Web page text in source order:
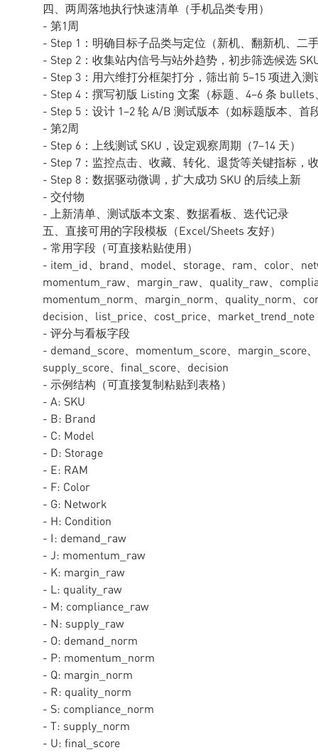
四、两周落地执行快速清单（手机品类专用）
- 第1周
- Step 1：明确目标子品类与定位（新机、翻新机、二
- Step 2：收集站内信号与站外趋势，初步筛选候选
- Step 3：用六维打分框架打分，筛出前 5–15 项进入测
- Step 4：撰写初版 Listing 文案（标题、4–6 条 bullets
- Step 5：设计 1–2 轮 A/B 测试版本（如标题版本、首
- 第2周
- Step 6：上线测试 SKU，设定观察周期（7–14 天）
- Step 7：监控点击、收藏、转化、退货等关键指标，
- Step 8：数据驱动微调，扩大成功 SKU 的后续上新
- 交付物
- 上新清单、测试版本文案、数据看板、迭代记录
五、直接可用的字段模板（Excel/Sheets 友好）
- 常用字段（可直接粘贴使用）
- item_id、brand、model、storage、ram、color、
momentum_raw、margin_raw、quality_raw、
momentum_norm、margin_norm、quality_norm、
decision、list_price、cost_price、market_trend_note
- 评分与看板字段
- demand_score、momentum_score、margin_score
supply_score、final_score、decision
- 示例结构（可直接复制粘贴到表格）
- A: SKU
- B: Brand
- C: Model
- D: Storage
- E: RAM
- F: Color
- G: Network
- H: Condition
- I: demand_raw
- J: momentum_raw
- K: margin_raw
- L: quality_raw
- M: compliance_raw
- N: supply_raw
- O: demand_norm
- P: momentum_norm
- Q: margin_norm
- R: quality_norm
- S: compliance_norm
- T: supply_norm
- U: final_score